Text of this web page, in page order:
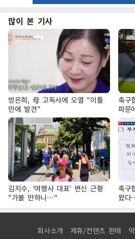
많이 본 기사
방은희, 母 고독사에 오열 "이틀
만에 발견"
축구
파문
김지수, '여행사 대표' 변신 근황
"가볼 만하니…"
축구
왔다
회사소개 제휴/컨텐츠 판매